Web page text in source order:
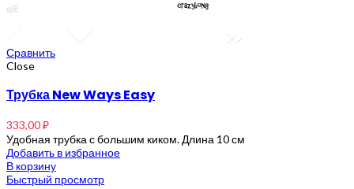
Сравнить
Close
Трубка New Ways Easy
333,00₽
Удобная трубка с большим киком. Длина 10 см
Добавить в избранное
В корзину
Быстрый просмотр